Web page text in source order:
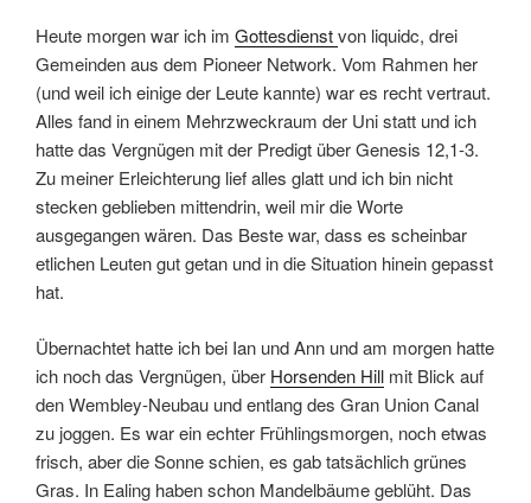
Heute morgen war ich im Gottesdienstvon liquidc, drei
Gemeinden aus dem Pioneer Network. Vom Rahmen her
(und weil ich einige der Leute kannte) war es recht vertraut.
Alles fand in einem Mehrzweckraum der Uni statt und ich
hatte das Vergnügen mit der Predigt über Genesis 12,1-3.
Zu meiner Erleichterung lief alles glatt und ich bin nicht
stecken geblieben mittendrin, weil mir die Worte
ausgegangen wären. Das Beste war, dass es scheinbar
etlichen Leuten gut getan und in die Situation hinein gepasst
hat.
Übernachtet hatte ich bei Ian und Ann und am morgen hatte
ich noch das Vergnügen, über Horsenden Hill mit Blick auf
den Wembley-Neubau und entlang des Gran Union Canal
zu joggen. Es war ein echter Frühlingsmorgen, noch etwas
frisch, aber die Sonne schien, es gab tatsächlich grünes
Gras. In Ealing haben schon Mandelbäume geblüht. Das